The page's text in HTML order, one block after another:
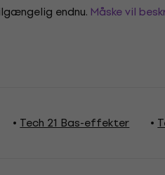
endnu. Måske vil
Tech 21 Bas-effekter